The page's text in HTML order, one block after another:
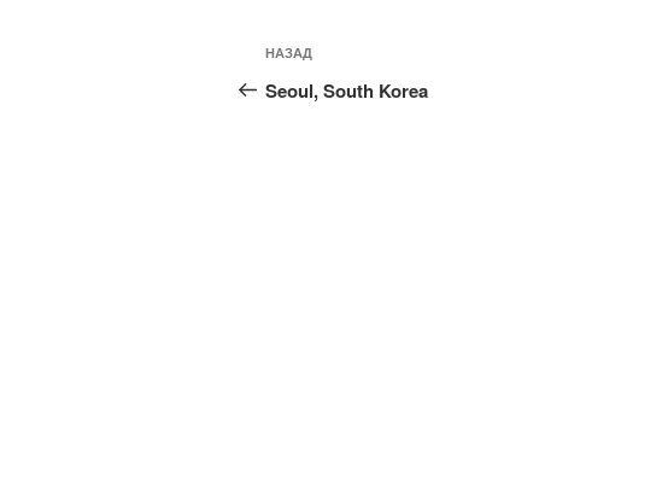
Навигация
по
записям
Предыдущая
запись:
НАЗАД
Seoul, South Korea